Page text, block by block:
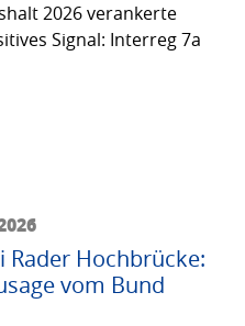
2026 verankerte
Signal: Interreg 7a
Rader Hochbrücke:
vom Bund